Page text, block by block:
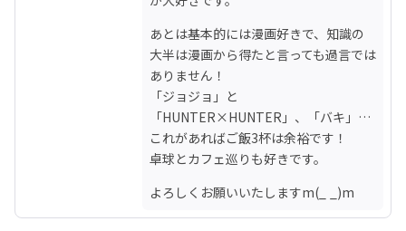
あとは基本的には漫画好きで、知識の
大半は漫画から得たと言っても過言では
ありません！
「ジョジョ」と
「HUNTER×HUNTER」、「バキ」…
これがあればご飯3杯は余裕です！
卓球とカフェ巡りも好きです。
よろしくお願いいたしますm(_ _)m